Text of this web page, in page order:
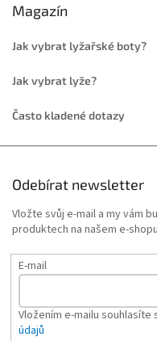
Magazín
Jak vybrat lyžařské boty?
Jak vybrat lyže?
Často kladené dotazy
Odebírat newsletter
Vložte svůj e-mail a my vám
produktech na našem e-
E-mail
Vložením e-mailu souhlasíte
údajů